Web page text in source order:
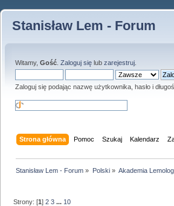
Stanisław Lem - Forum
Witamy, Gość Zaloguj się lub zarejestruj
Zaloguj się podając nazwę użytkownika, hasło i
Strona główna Pomoc Szukaj Kalendarz
Stanisław Lem - Forum » Polski» Akademia
Strony: [1]2 3 ... 10